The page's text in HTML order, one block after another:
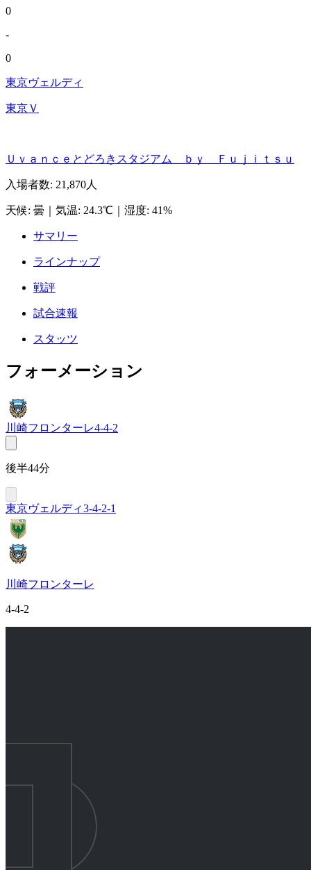
0
-
0
東京ヴェルディ
東京Ｖ
Ｕｖａｎｃｅとどろきスタジアム ｂｙ Ｆｕｊｉｔｓｕ
入場者数: 21,870人
天候: 曇 気温: 24.3℃ 湿度: 41%
サマリー
ラインナップ
戦評
試合速報
スタッツ
フォーメーション
川崎フロンターレ4-4-2
後半44分
東京ヴェルディ3-4-2-1
川崎フロンターレ
4-4-2